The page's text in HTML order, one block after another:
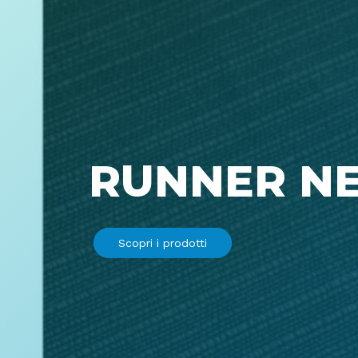
RUNNER
Scopri i prodotti